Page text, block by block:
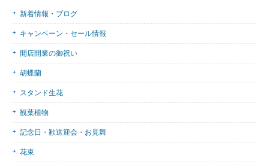
新着情報・ブログ
キャンペーン・セール情報
開店開業の御祝い
胡蝶蘭
スタンド生花
観葉植物
記念日・歓送迎会・お見舞
花束